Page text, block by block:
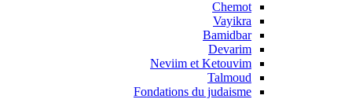
Chemot
Vayikra
Bamidbar
Devarim
Neviim et Ketouvim
Talmoud
Fondations du judaisme